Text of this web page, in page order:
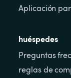
Aplicación
huéspedes
Preguntas
reglas de